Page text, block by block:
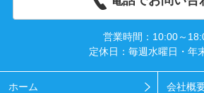
営業時間：10:00～
定休日：毎週水曜日・年
ホーム 会社概